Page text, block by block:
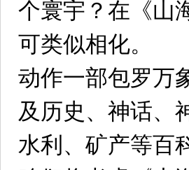
个寰宇？在《山
可类似相化。
动作一部包罗万
及历史、神话、
水利、矿产等百